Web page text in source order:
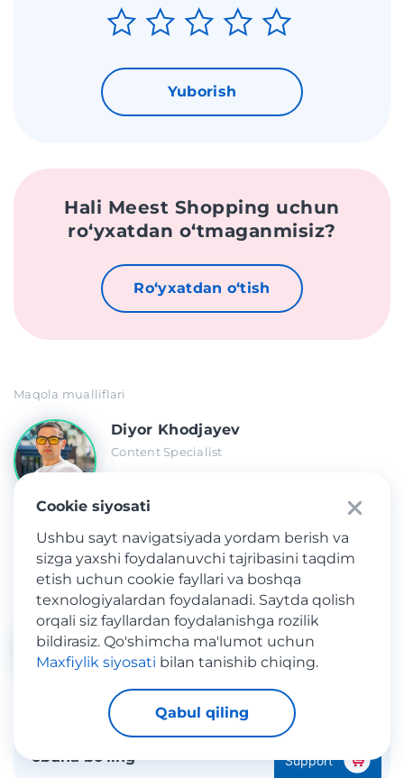
Yuborish
Hali Meest Shopping uchun
roʻyxatdan oʻtmaganmisiz?
Roʻyxatdan oʻtish
Maqola mualliflari
Diyor Khodjayev
Content Specialist
Baham ko'ring
Meest Shopping’ga
obuna bo‘ling
Cookie siyosati
Ushbu sayt navigatsiyada yordam berish va
sizga yaxshi foydalanuvchi tajribasini taqdim
etish uchun cookie fayllari va boshqa
texnologiyalardan foydalanadi. Saytda qolish
orqali siz fayllardan foydalanishga rozilik
bildirasiz. Qo'shimcha ma'lumot uchun
Maxfiylik siyosati bilan tanishib chiqing.
Qabul qiling
Support